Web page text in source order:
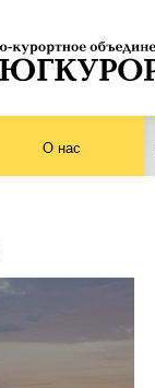
О нас